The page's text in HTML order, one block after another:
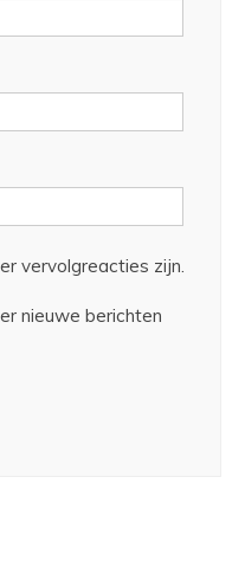
vervolgreacties zijn.
nieuwe berichten